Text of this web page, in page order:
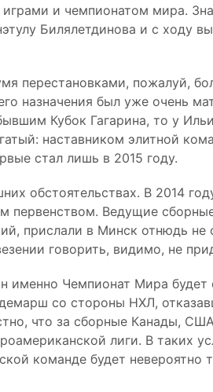
и чемпионатом мира.
Билялетдинова и с ходу
перестановками, пожалуй,
назначения был уже очень
Кубок Гагарина, то у
наставником элитной
стал лишь в 2015 году.
обстоятельствах. В 2014
первенством. Ведущие
прислали в Минск отнюдь не
говорить, видимо, не
именно Чемпионат Мира
со стороны НХЛ,
что за сборные Канады,
лиги. В таких
команде будет невероятно